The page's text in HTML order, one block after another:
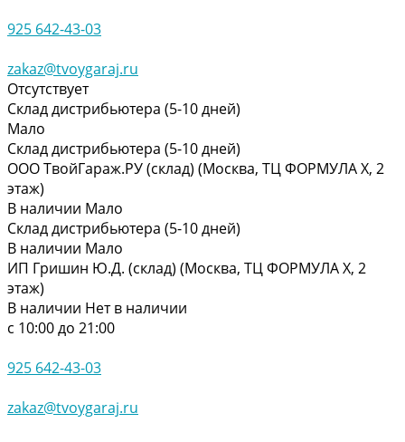
925 642-43-03
zakaz@tvoygaraj.ru
Отсутствует
Склад дистрибьютера (5-10 дней)
Мало
Склад дистрибьютера (5-10 дней)
ООО ТвойГараж.РУ (склад) (Москва, ТЦ ФОРМУЛА Х, 2
этаж)
В наличии Мало
Склад дистрибьютера (5-10 дней)
В наличии Мало
ИП Гришин Ю.Д. (склад) (Москва, ТЦ ФОРМУЛА Х, 2
этаж)
В наличии Нет в наличии
с 10:00 до 21:00
925 642-43-03
zakaz@tvoygaraj.ru